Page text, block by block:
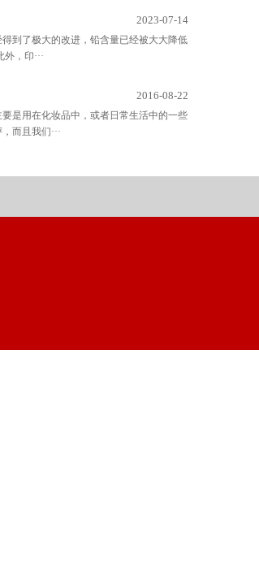
2023-07-14
到了极大的改进，铅含量已经被大大降低
，印···
2016-08-22
是用在化妆品中，或者日常生活中的一些
而且我们···